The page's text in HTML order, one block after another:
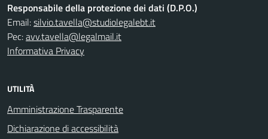
Responsabile della protezione dei dati (D.P.O.)
Email:silvio.tavella@studiolegalebt.it
Pec:avv.tavella@legalmail.it
Informativa Privacy
UTILITÀ
Amministrazione Trasparente
Dichiarazione di accessibilità